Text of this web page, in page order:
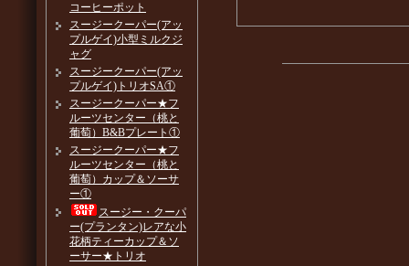
コーヒーポット
スージークーパー(アッ
プルゲイ)小型ミルクジ
ャグ
スージークーパー(アッ
プルゲイ)トリオSA①
スージークーパー★フ
ルーツセンター（桃と
葡萄）B&Bプレート①
スージークーパー★フ
ルーツセンター（桃と
葡萄）カップ＆ソーサ
ー①
スージー・クーパ
ー(プランタン)レアな小
花柄ティーカップ＆ソ
ーサー★トリオ